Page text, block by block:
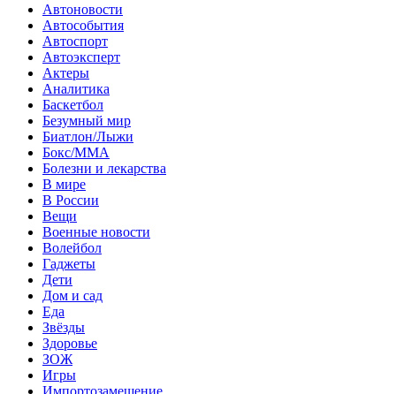
Автоновости
Автособытия
Автоспорт
Автоэксперт
Актеры
Аналитика
Баскетбол
Безумный мир
Биатлон/Лыжи
Бокс/MMA
Болезни и лекарства
В мире
В России
Вещи
Военные новости
Волейбол
Гаджеты
Дети
Дом и сад
Еда
Звёзды
Здоровье
ЗОЖ
Игры
Импортозамещение